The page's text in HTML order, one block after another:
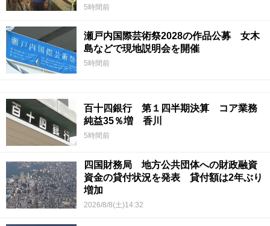
5時間前
瀬戸内国際芸術祭2028の作品公募 女木
島などで現地説明会を開催
5時間前
百十四銀行 第１四半期決算 コア業務
純益35％増 香川
5時間前
四国財務局 地方公共団体への財政融資
資金の貸付状況を発表 貸付額は2年ぶり
増加
2026/8/8(土)14:32